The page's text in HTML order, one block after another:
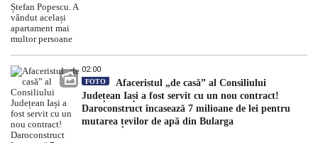
02:00
FOTO
Afaceristul „de casă” al Consiliului
Județean Iași a fost servit cu un nou contract!
Daroconstruct încasează 7 milioane de lei pentru
mutarea țevilor de apă din Bularga